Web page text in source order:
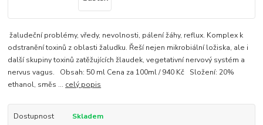
žaludeční problémy, vředy, nevolnosti, pálení žáhy, reflux. Komplex k
odstranění toxinů z oblasti žaludku. Řeší nejen mikrobiální ložiska, ale i
další skupiny toxinů zatěžujících žlaudek, vegetativní nervový systém a
nervus vagus. Obsah: 50 ml Cena za 100ml / 940 Kč Složení: 20%
ethanol, směs ... celý popis
Dostupnost
Skladem